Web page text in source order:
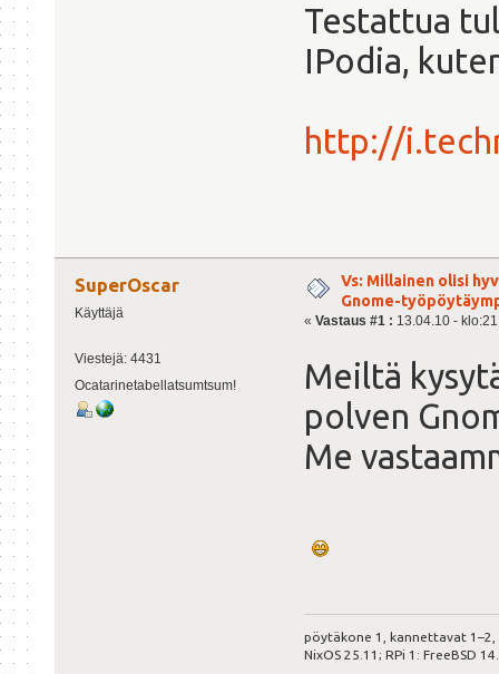
Testattua
IPodia,
http://
SuperOscar
Käyttäjä
Viestejä: 4431
Ocatarinetabellatsumtsum!
Vs: Millainen olisi
Gnome-
« Vastaus #1 : 13.04.10 -
Meiltä
polven
Me
pöytäkone 1, kannettavat 1–2,
NixOS 25.11; RPi 1: FreeBSD